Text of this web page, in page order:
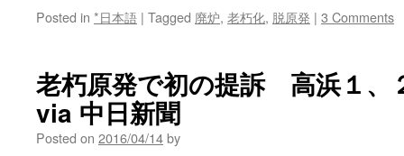
Posted in *日本語 | Tagged 廃炉, 老朽化, 脱原発 | 3 Comments
老朽原発で初の提訴 高浜１、
via 中日新聞
Posted on 2016/04/14by